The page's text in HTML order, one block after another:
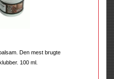
Den mest brugte
100 ml.